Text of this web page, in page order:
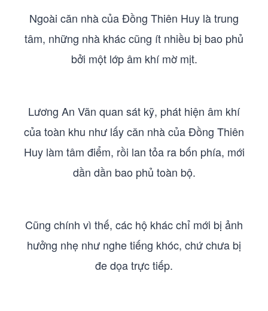
Ngoài căn nhà của Đồng Thiên Huy là trung
tâm, những nhà khác cũng ít nhiều bị bao phủ
bởi một lớp âm khí mờ mịt.
Lương An Vãn quan sát kỹ, phát hiện âm khí
của toàn khu như lấy căn nhà của Đồng Thiên
Huy làm tâm điểm, rồi lan tỏa ra bốn phía, mới
dần dần bao phủ toàn bộ.
Cũng chính vì thế, các hộ khác chỉ mới bị ảnh
hưởng nhẹ như nghe tiếng khóc, chứ chưa bị
đe dọa trực tiếp.